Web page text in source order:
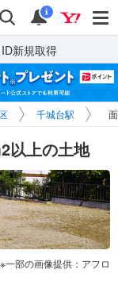
検索 通知
i
ID新規取得
千城台駅
以上の土地
一部の画像提供：アフロ